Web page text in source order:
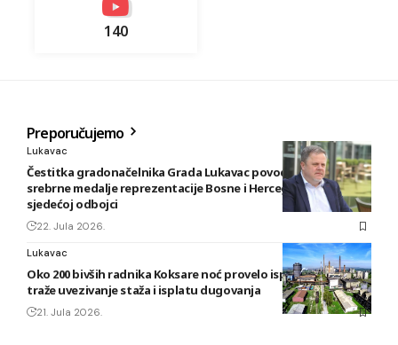
140
Preporučujemo
Lukavac
Čestitka gradonačelnika Grada Lukavac povodom osvajanja
srebrne medalje reprezentacije Bosne i Hercegovine u
sjedećoj odbojci
22. Jula 2026.
Lukavac
Oko 200 bivših radnika Koksare noć provelo ispred fabrike,
traže uvezivanje staža i isplatu dugovanja
21. Jula 2026.